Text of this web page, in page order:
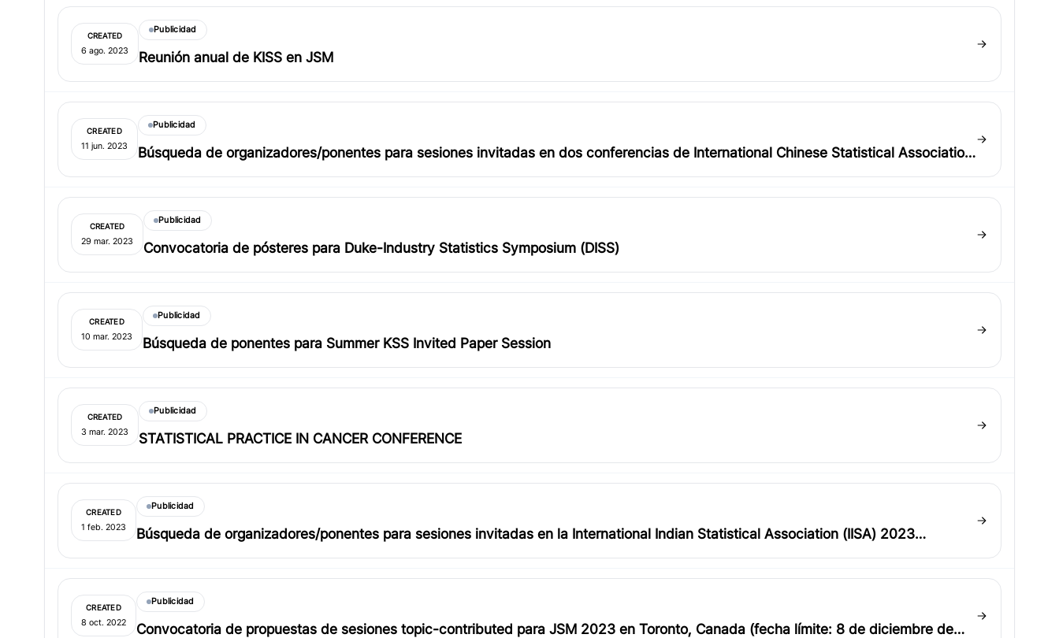
CREATED
6 ago. 2023
Publicidad
Reunión anual de KISS en JSM
CREATED
11 jun. 2023
Publicidad
Búsqueda de organizadores/ponentes para sesiones invitadas en dos conferencias de International Chinese Statistical Association
(ICSA)
CREATED
29 mar. 2023
Publicidad
Convocatoria de pósteres para Duke-Industry Statistics Symposium (DISS)
CREATED
10 mar. 2023
Publicidad
Búsqueda de ponentes para Summer KSS Invited Paper Session
CREATED
3 mar. 2023
Publicidad
STATISTICAL PRACTICE IN CANCER CONFERENCE
CREATED
1 feb. 2023
Publicidad
Búsqueda de organizadores/ponentes para sesiones invitadas en la International Indian Statistical Association (IISA) 2023
Conference en Colorado School of Mines, Golden, CO, del 1 al 4 de junio de 2023
CREATED
8 oct. 2022
Publicidad
Convocatoria de propuestas de sesiones topic-contributed para JSM 2023 en Toronto, Canada (fecha límite: 8 de diciembre de